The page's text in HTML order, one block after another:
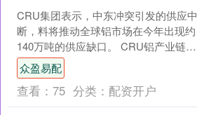
CRU集团表示，中东冲突引发的供应中
断，料将推动全球铝市场在今年出现约
140万吨的供应缺口。 CRU铝产业链负
责人Paul Williams在伦敦举行的CRU
世....
众盈易配
查看： 75 分类： 配资开户